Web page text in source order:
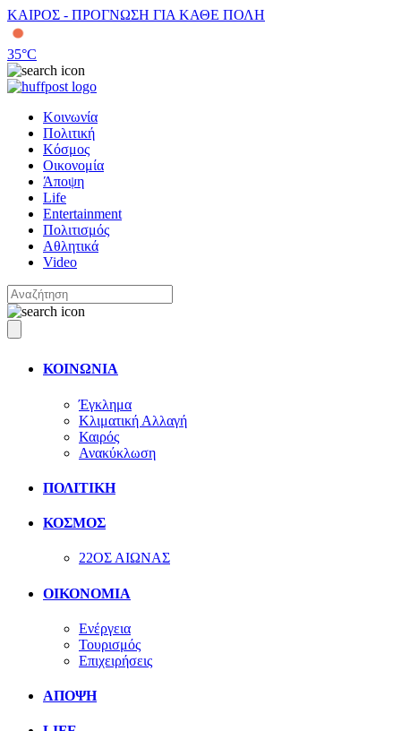
ΚΑΙΡΟΣ - ΠΡΟΓΝΩΣΗ ΓΙΑ ΚΑΘΕ ΠΟΛΗ
35°C
Κοινωνία
Πολιτική
Κόσμος
Οικονομία
Άποψη
Life
Entertainment
Πολιτισμός
Αθλητικά
Video
ΚΟΙΝΩΝΙΑ
Έγκλημα
Κλιματική Αλλαγή
Καιρός
Ανακύκλωση
ΠΟΛΙΤΙΚΗ
ΚΟΣΜΟΣ
22ΟΣ ΑΙΩΝΑΣ
ΟΙΚΟΝΟΜΙΑ
Ενέργεια
Τουρισμός
Επιχειρήσεις
ΑΠΟΨΗ